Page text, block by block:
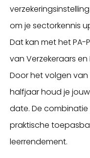
om je sectorkennis
Dat kan met het
van Verzekeraars en
Door het volgen
halfjaar houd je
date. De
praktische
leerrendement.